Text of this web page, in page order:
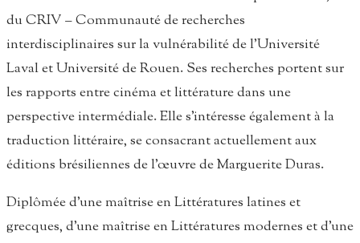
du CRIV – Communauté de recherches
interdisciplinaires sur la vulnérabilité de l’Université
Laval et Université de Rouen. Ses recherches portent sur
les rapports entre cinéma et littérature dans une
perspective intermédiale. Elle s’intéresse également à la
traduction littéraire, se consacrant actuellement aux
éditions brésiliennes de l’œuvre de Marguerite Duras.
Diplômée d’une maîtrise en Littératures latines et
grecques, d’une maîtrise en Littératures modernes et d’une